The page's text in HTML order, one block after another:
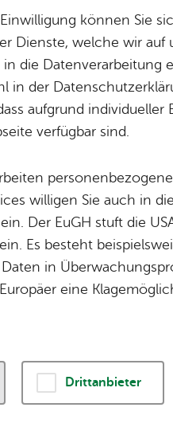
Lo­ka­le Agen­da
wich­ti­gen
Sie im
Ver­an­stal­tungs­lis­te
2026
& Fa­mi­lie,Sons­ti­ges
können Sie
Dienste, welche wir auf
die Datenverarbeitung
in der
aufgrund
verfügbar sind.
willigen Sie auch in
ein. Der EuGH stuft die
Es besteht
in
eine
Drittanbieter